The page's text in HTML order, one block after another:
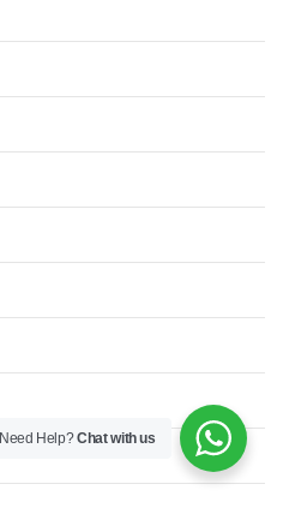
Need Help?Chat with us